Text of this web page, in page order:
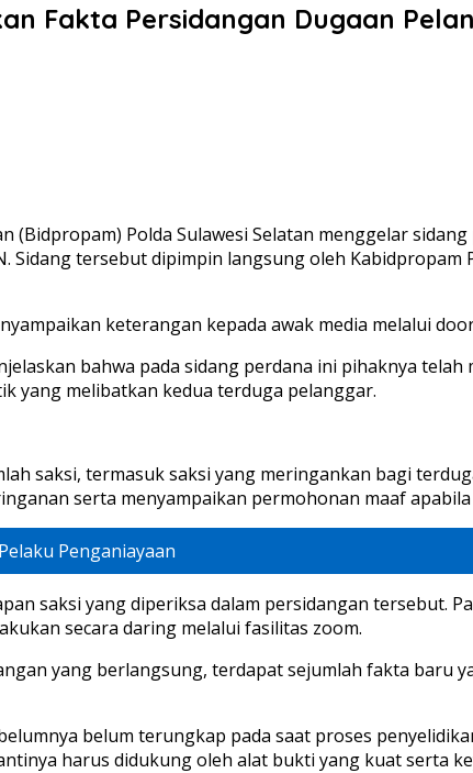
Fakta Persidangan Dugaan
(Bidpropam) Polda Sulawesi Selatan menggelar
tersebut dipimpin langsung oleh Kabidpropam
keterangan kepada awak media melalui
bahwa pada sidang perdana ini pihaknya
yang melibatkan kedua terduga pelanggar.
saksi, termasuk saksi yang meringankan bagi
serta menyampaikan permohonan maaf
Penganiayaan
saksi yang diperiksa dalam persidangan tersebut.
secara daring melalui fasilitas zoom.
yang berlangsung, terdapat sejumlah fakta baru
belum terungkap pada saat proses
harus didukung oleh alat bukti yang kuat serta